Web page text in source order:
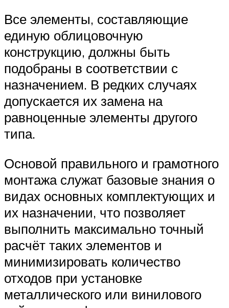
Все элементы, составляющие
единую облицовочную
конструкцию, должны быть
подобраны в соответствии с
назначением. В редких случаях
допускается их замена на
равноценные элементы другого
типа.
Основой правильного и грамотного
монтажа служат базовые знания о
видах основных комплектующих и
их назначении, что позволяет
выполнить максимально точный
расчёт таких элементов и
минимизировать количество
отходов при установке
металлического или винилового